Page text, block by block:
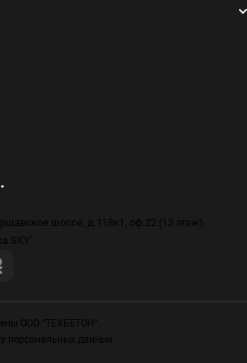
шоссе, д.118к1, оф.22 (13 этаж).
SKY"
ООО "ТЕХБЕТОН".
персональных данных